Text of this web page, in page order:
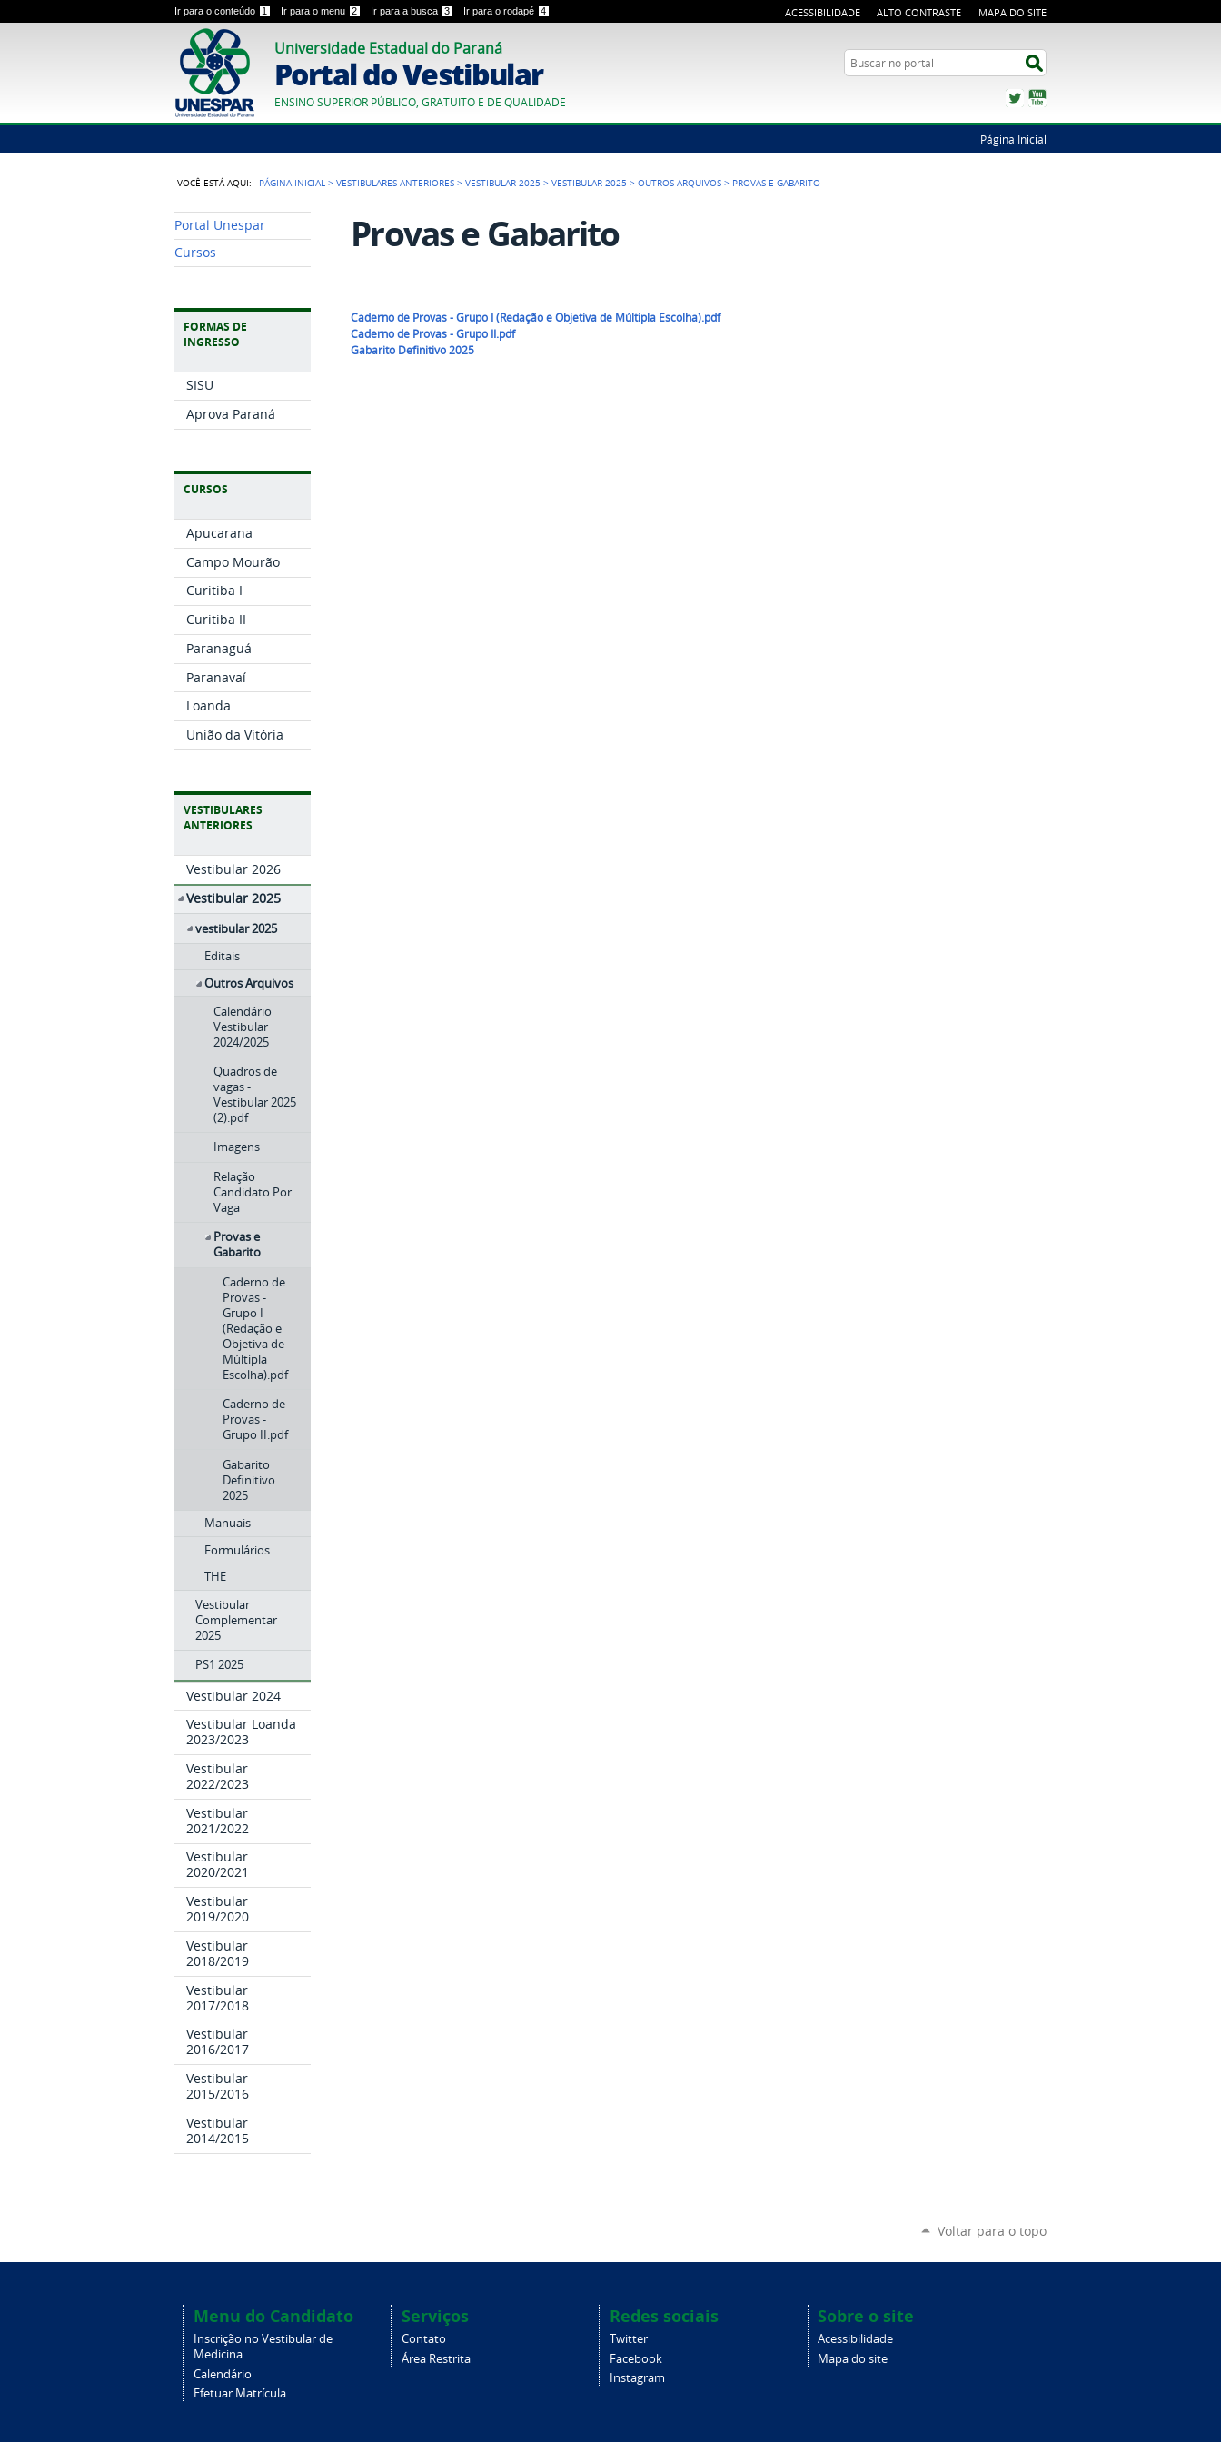
Ir para o conteúdo 1 Ir para o menu 2 Ir para a busca 3 Ir para o rodapé 4 ACESSIBILIDADE ALTO CONTRASTE MAPA DO SITE
Universidade Estadual do Paraná
Portal do Vestibular
ENSINO SUPERIOR PÚBLICO, GRATUITO E DE QUALIDADE
Busca
Twitter
Página Inicial
VOCÊ ESTÁ AQUI: PÁGINA INICIAL >VESTIBULARES ANTERIORES >VESTIBULAR 2025 >VESTIBULAR 2025 >OUTROS ARQUIVOS > PROVAS E GABARITO
Portal Unespar
Cursos
FORMAS DE
INGRESSO
SISU
Aprova Paraná
CURSOS
Apucarana
Campo Mourão
Curitiba I
Curitiba II
Paranaguá
Paranavaí
Loanda
União da Vitória
VESTIBULARES
ANTERIORES
Vestibular 2026
Vestibular 2025
vestibular 2025
Editais
Outros Arquivos
Calendário
Vestibular
2024/2025
Quadros de
vagas -
Vestibular 2025
(2).pdf
Imagens
Relação
Candidato Por
Vaga
Provas e
Gabarito
Caderno de
Provas -
Grupo I
(Redação e
Objetiva de
Múltipla
Escolha).pdf
Caderno de
Provas -
Grupo II.pdf
Gabarito
Definitivo
2025
Manuais
Formulários
THE
Vestibular
Complementar
2025
PS1 2025
Vestibular 2024
Vestibular Loanda
2023/2023
Vestibular
2022/2023
Vestibular
2021/2022
Vestibular
2020/2021
Vestibular
2019/2020
Vestibular
2018/2019
Vestibular
2017/2018
Vestibular
2016/2017
Vestibular
2015/2016
Vestibular
2014/2015
Provas e Gabarito
Caderno de Provas - Grupo I (Redação e Objetiva de Múltipla Escolha).pdf
Caderno de Provas - Grupo II.pdf
Gabarito Definitivo 2025
Voltar para o topo
Menu do Candidato
Inscrição no Vestibular de
Medicina
Calendário
Efetuar Matrícula
Serviços
Contato
Área Restrita
Redes sociais
Twitter
Facebook
Instagram
Sobre o site
Acessibilidade
Mapa do site